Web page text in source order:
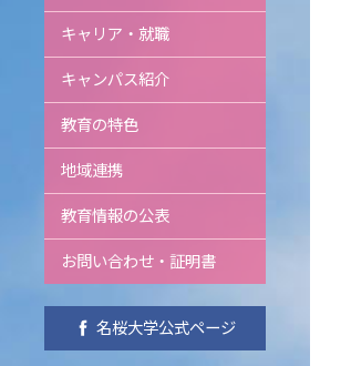
キャリア・就職
キャンパス紹介
教育の特色
地域連携
教育情報の公表
お問い合わせ・証明書
名桜大学公式ページ